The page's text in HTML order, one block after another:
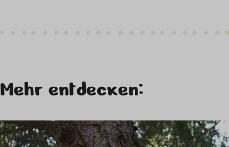
Mehr entdecken: